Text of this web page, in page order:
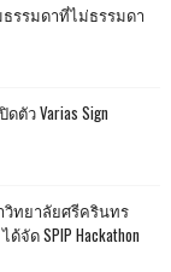
รรมดาที่ไม่ธรรมดา
ตัว Varias Sign
วิทยาลัยศรีครินทร
ด SPIP Hackathon